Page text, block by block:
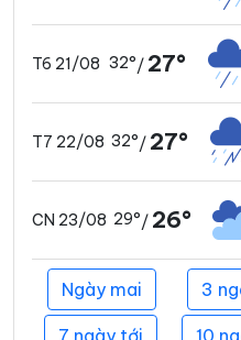
T6 21/08 32°/ 27°
T7 22/08 32°/ 27°
CN 23/08 29°/ 26°
Ngày mai 3
7 ngày tới 10